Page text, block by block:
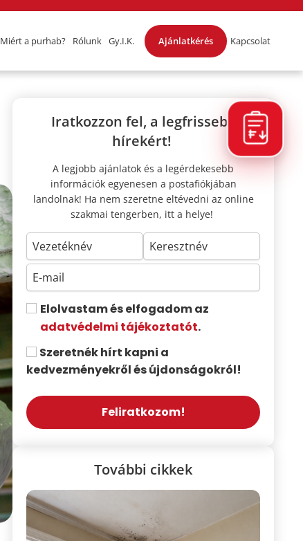
Miért a purhab? Rólunk Gy.I.K. Ajánlatkérés Kapcsolat
Iratkozzon fel, a legfrissebb
hírekért!
A legjobb ajánlatok és a legérdekesebb
információk egyenesen a postafiókjában
landolnak! Ha nem szeretne eltévedni az online
szakmai tengerben, itt a helye!
Elolvastam és elfogadom az
adatvédelmi tájékoztatót.
Szeretnék hírt kapni a
kedvezményekről és újdonságokról!
Feliratkozom!
További cikkek